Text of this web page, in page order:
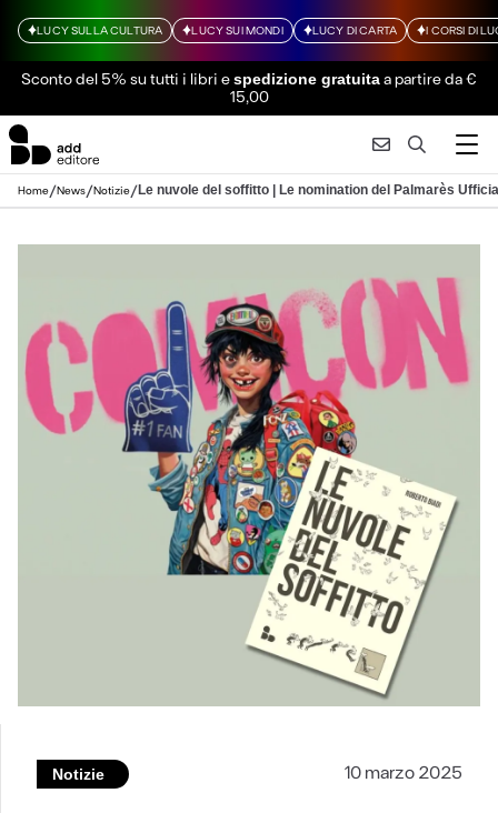
LUCY SULLA CULTURA LUCY SUI MONDI LUCY DI CARTA I CORSI DI
Sconto del 5% su tutti i libri espedizione gratuitaa partire da €
15,00
Home/News/Notizie/Le nuvole del soffitto | Le nomination del Palmarès
Notizie 10 marzo 2025